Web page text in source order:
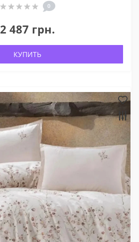
0
2 487 грн.
КУПИТЬ